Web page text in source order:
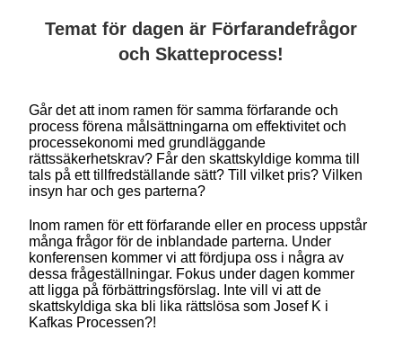
Temat för dagen är Förfarandefrågor
och Skatteprocess!
Går det att inom ramen för samma förfarande och
process förena målsättningarna om effektivitet och
processekonomi med grundläggande
rättssäkerhetskrav? Får den skattskyldige komma till
tals på ett tillfredställande sätt? Till vilket pris? Vilken
insyn har och ges parterna?
Inom ramen för ett förfarande eller en process uppstår
många frågor för de inblandade parterna. Under
konferensen kommer vi att fördjupa oss i några av
dessa frågeställningar. Fokus under dagen kommer
att ligga på förbättringsförslag. Inte vill vi att de
skattskyldiga ska bli lika rättslösa som Josef K i
Kafkas Processen?!